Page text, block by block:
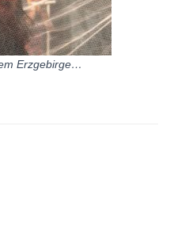
Erzgebirge…